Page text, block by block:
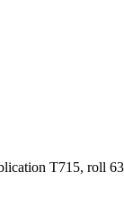
T715, roll